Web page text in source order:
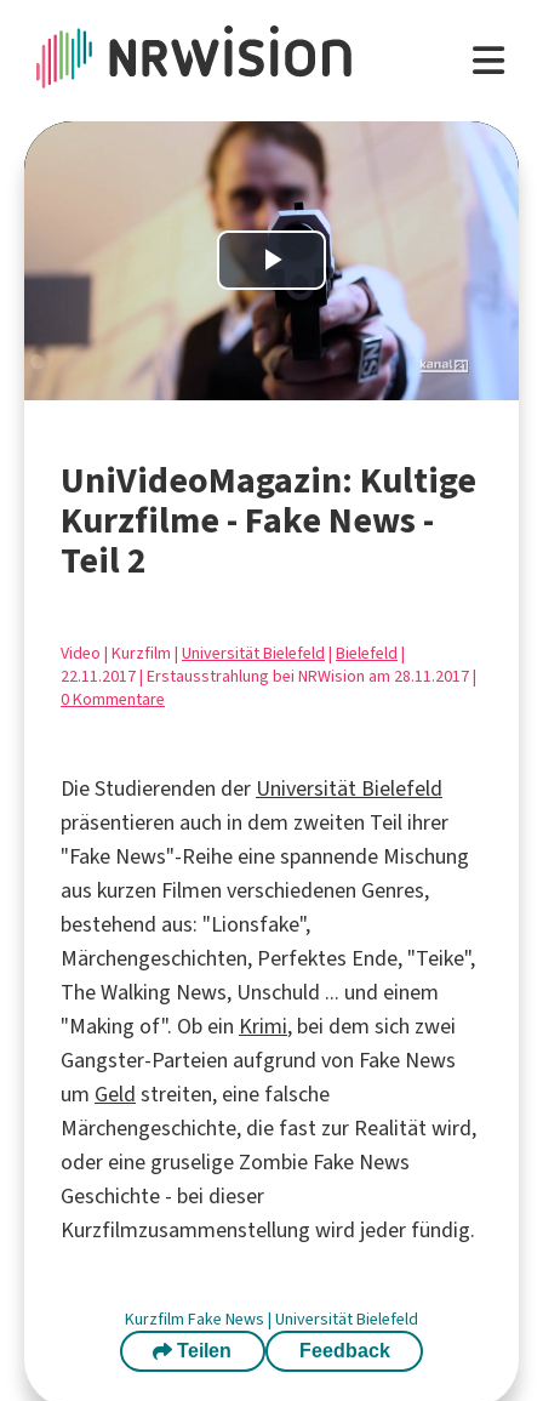
Play
Video
UniVideoMagazin: Kultige
Kurzfilme - Fake News -
Teil 2
Video | Kurzfilm | Universität Bielefeld | Bielefeld |
22.11.2017 | Erstausstrahlung bei NRWision am 28.11.2017 |
0 Kommentare
Die Studierenden der Universität Bielefeld
präsentieren auch in dem zweiten Teil ihrer
"Fake News"-Reihe eine spannende Mischung
aus kurzen Filmen verschiedenen Genres,
bestehend aus: "Lionsfake",
Märchengeschichten, Perfektes Ende, "Teike",
The Walking News, Unschuld ... und einem
"Making of". Ob ein Krimi, bei dem sich zwei
Gangster-Parteien aufgrund von Fake News
um Geld streiten, eine falsche
Märchengeschichte, die fast zur Realität wird,
oder eine gruselige Zombie Fake News
Geschichte - bei dieser
Kurzfilmzusammenstellung wird jeder fündig.
Kurzfilm Fake News | Universität Bielefeld
Teilen Feedback